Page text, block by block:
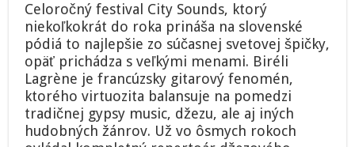
Celoročný festival City Sounds, ktorý
niekoľkokrát do roka prináša na slovenské
pódiá to najlepšie zo súčasnej svetovej špičky,
opäť prichádza s veľkými menami. Biréli
Lagrène je francúzsky gitarový fenomén,
ktorého virtuozita balansuje na pomedzi
tradičnej gypsy music, džezu, ale aj iných
hudobných žánrov. Už vo ôsmych rokoch